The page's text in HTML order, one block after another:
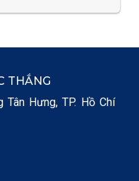
THẮNG
Hưng, TP. Hồ Chí